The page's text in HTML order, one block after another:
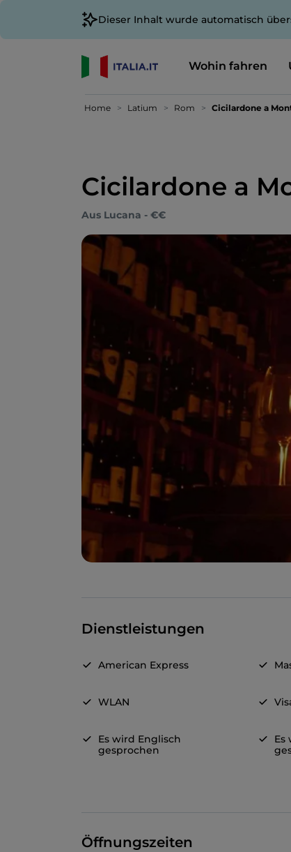
Dieser Inhalt wurde automatisch
Wohin fahren
Home Latium Rom Cicilardone a
Cicilardone a
Aus Lucana - €€
Dienstleistungen
American Express
WLAN
Es wird Englisch
gesprochen
Es
Öffnungszeiten